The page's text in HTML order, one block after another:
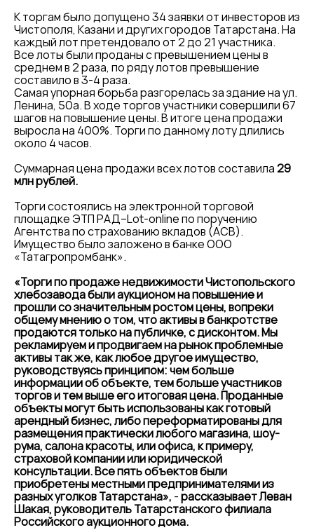
К торгам было допущено 34 заявки от инвесторов из
Чистополя, Казани и других городов Татарстана. На
каждый лот претендовало от 2 до 21 участника.
Все лоты были проданы с превышением цены в
среднем в 2 раза, по ряду лотов превышение
составило в 3-4 раза.
Самая упорная борьба разгорелась за здание на ул.
Ленина, 50а. В ходе торгов участники совершили 67
шагов на повышение цены. В итоге цена продажи
выросла на 400%. Торги по данному лоту длились
около 4 часов.
Суммарная цена продажи всех лотов составила29
млн рублей.
Торги состоялись на электронной торговой
площадке ЭТП РАД–Lot-online по поручению
Агентства по страхованию вкладов (АСВ).
Имущество было заложено в банке ООО
«Татагропромбанк».
«Торги по продаже недвижимости Чистопольского
хлебозавода были аукционом на повышение и
прошли со значительным ростом цены, вопреки
общему мнению о том, что активы в банкротстве
продаются только на публичке, с дисконтом. Мы
рекламируем и продвигаем на рынок проблемные
активы так же, как любое другое имущество,
руководствуясь принципом: чем больше
информации об объекте, тем больше участников
торгов и тем выше его итоговая цена. Проданные
объекты могут быть использованы как готовый
арендный бизнес, либо переформатированы для
размещения практически любого магазина, шоу-
рума, салона красоты, или офиса, к примеру,
страховой компании или юридической
консультации. Все пять объектов были
приобретены местными предпринимателями из
разных уголков Татарстана», -рассказывает Леван
Шакая, руководитель Татарстанского филиала
Российского аукционного дома.